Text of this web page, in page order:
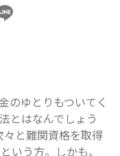
のゆとりもついてく
とはなんでしょう
と難関資格を取得
いう方。しかも、